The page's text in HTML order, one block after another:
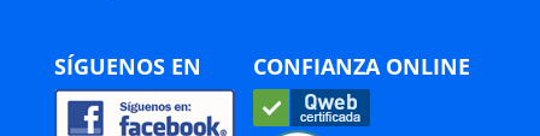
SÍGUENOS EN CONFIANZA ONLINE